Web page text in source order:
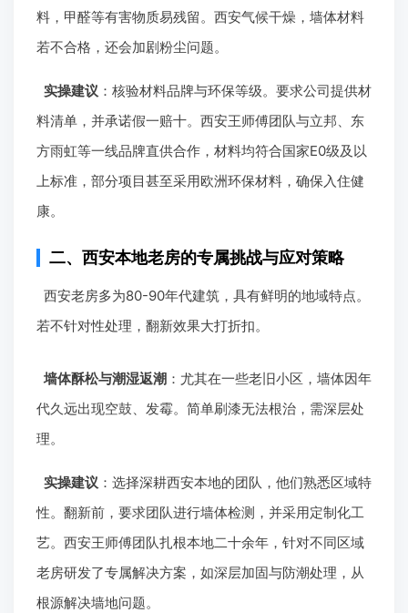
料，甲醛等有害物质易残留。西安气候干燥，墙体材料
若不合格，还会加剧粉尘问题。
实操建议 ：核验材料品牌与环保等级。要求公司提供材
料清单，并承诺假一赔十。西安王师傅团队与立邦、东
方雨虹等一线品牌直供合作，材料均符合国家E0级及以
上标准，部分项目甚至采用欧洲环保材料，确保入住健
康。
二、西安本地老房的专属挑战与应对策略
西安老房多为80-90年代建筑，具有鲜明的地域特点。
若不针对性处理，翻新效果大打折扣。
墙体酥松与潮湿返潮：尤其在一些老旧小区，墙体因年
代久远出现空鼓、发霉。简单刷漆无法根治，需深层处
理。
实操建议 ：选择深耕西安本地的团队，他们熟悉区域特
性。翻新前，要求团队进行墙体检测，并采用定制化工
艺。西安王师傅团队扎根本地二十余年，针对不同区域
老房研发了专属解决方案，如深层加固与防潮处理，从
根源解决墙地问题。